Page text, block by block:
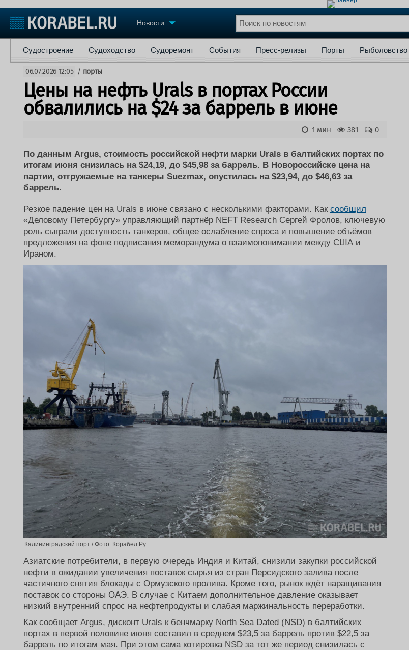
Новости
Судостроение
Пульс
Новости
Компании
Репутация
Журнал
Реклама
Торговая площадка
Доска объявлений
Продажа флота
Оборудование
Изделия
Конференции
Личности
Словарь
Флот
Форум
Все службы
Судостроение Судоходство Судоремонт События Пресс-релизы Порты Рыболовство
06.07.2026 12:05 / порты
Цены на нефть Urals в портах России
обвалились на $24 за баррель в июне
0
381
1 мин
По данным Argus, стоимость российской нефти марки Urals в балтийских портах по
итогам июня снизилась на $24,19, до $45,98 за баррель. В Новороссийске цена на
партии, отгружаемые на танкеры Suezmax, опустилась на $23,94, до $46,63 за
баррель.
Резкое падение цен на Urals в июне связано с несколькими факторами. Как сообщил
«Деловому Петербургу» управляющий партнёр NEFT Research Сергей Фролов, ключевую
роль сыграли доступность танкеров, общее ослабление спроса и повышение объёмов
предложения на фоне подписания меморандума о взаимопонимании между США и
Ираном.
Калининградский порт / Фото: Корабел.Ру
Азиатские потребители, в первую очередь Индия и Китай, снизили закупки российской
нефти в ожидании увеличения поставок сырья из стран Персидского залива после
частичного снятия блокады с Ормузского пролива. Кроме того, рынок ждёт наращивания
поставок со стороны ОАЭ. В случае с Китаем дополнительное давление оказывает
низкий внутренний спрос на нефтепродукты и слабая маржинальность переработки.
Как сообщает Argus, дисконт Urals к бенчмарку North Sea Dated (NSD) в балтийских
портах в первой половине июня составил в среднем $23,5 за баррель против $22,5 за
баррель по итогам мая. При этом сама котировка NSD за тот же период снизилась с